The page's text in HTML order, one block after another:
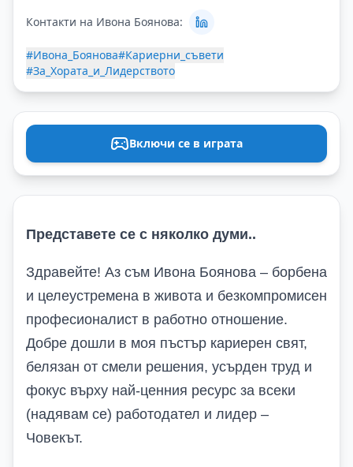
Контакти на Ивона Боянова:
#Ивона_Боянова#Кариерни_съвети
#За_Хората_и_Лидерството
Включи се в играта
Представете се с няколко думи..
Здравейте! Аз съм Ивона Боянова – борбена
и целеустремена в живота и безкомпромисен
професионалист в работно отношение.
Добре дошли в моя пъстър кариерен свят,
белязан от смели решения, усърден труд и
фокус върху най-ценния ресурс за всеки
(надявам се) работодател и лидер –
Човекът.